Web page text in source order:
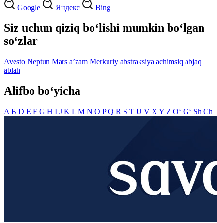
Google Яндекс Bing
Siz uchun qiziq bo‘lishi mumkin bo‘lgan
so‘zlar
Avesto Neptun Mars aʼzam Merkuriy abstraksiya achimsiq abjaq
ablah
Alifbo bo‘yicha
A B D E F G H I J K L M N O PQ R S T U V X Y Z O‘ G‘ Sh Ch